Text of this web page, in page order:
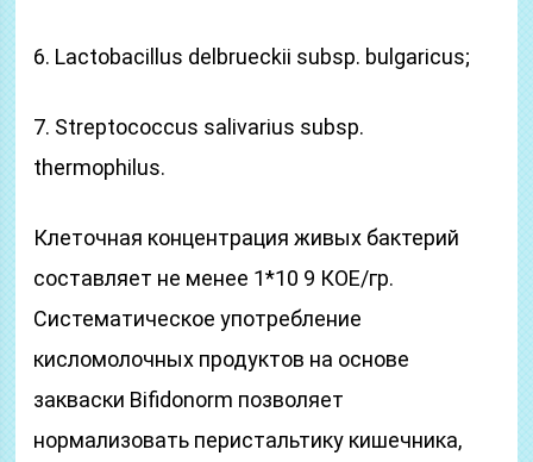
6. Lactobacillus delbrueckii subsp. bulgaricus;
7. Streptococcus salivarius subsp.
thermophilus.
Клеточная концентрация живых бактерий
составляет не менее 1*10 9 КОЕ/гр.
Систематическое употребление
кисломолочных продуктов на основе
закваски Bifidonorm позволяет
нормализовать перистальтику кишечника,